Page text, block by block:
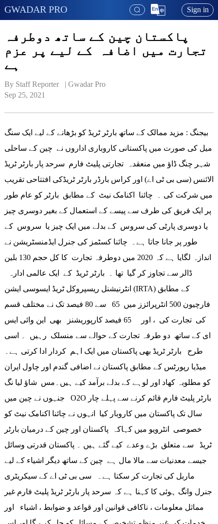
GWADAR PRO Sign in
پاکستان چین کے ساتھ دوطرفہ
تجارت میں اضافہ کے لیے پر عزم
ہے
By Staff Reporter   | Gwadar Pro
Sep 25, 2021
بیجنگ : مزید ممالک کے ساتھ بارٹر ٹریڈ کو بڑھانے کے لیے ایک سنگ
میل کی صورت میں پاکستانی کاروباری اداروں نے چین کے ساحلی
شہر چنگ ڈاؤ میں منعقدہ تجارتی پلیٹ فارم سرحد پار بارٹر ٹریڈ
الائنس (سی بی ٹی اے) اور کراس بارڈر بارٹر ٹریڈکی افتتاحی تقریب
میں شرکت کی ۔ چائنا اکنامک نیٹ کے مطابق بارٹر کو عام طور
پر ایک فریق کی طرف سے پیسے کے استعمال کے بغیر دوسری چیز
یا دوسری پارٹی کی سروس کے بدلے میں ایک چیز یا سروس کے
طور پر جانا جاتا ہے۔ چائنا کسٹمز کی جنرل ایڈمنسٹریشن نے
اندازہ لگایا ہے کہ 2020 میں دوطرفہ تجارت کا کل حجم 130 بلین
ڈالر سے تجاوز کر گیا تھا ۔ بارٹر ٹریڈ کے ایک عالمی ادارہ
انٹرنیشنل ریسپروکل ٹریڈ ایسوسی ایشن (IRTA) کے مطابق
فارچیون 500 انٹرپرائزز میں 65 سے 80 فیصد تک نے مختلف قسم
کی تجارت کی ، اور 65 فیصد کارپوریشنز بھی این وائی ایس
ای کے ساتھ دو طرفہ تجارت کے حوالے سے منسلک رہیں ۔ اسی
طرح بارٹر ٹریڈ بھی پاکستان میں ایک اہم کردار ادا کرتی ہے۔
میڈیا رپورٹس کے مطابق پاکستان نے اضافی گندم اور چاول ایران
کو مطلوبہ کھاد اور لوہے کے بدلے برآمد کیے ہیں۔مس شاؤ لیا نگ
جنہوں نے چین میں O2O بارٹر پلیٹ فارم قائم کرنے سے پہلے چار
سال تک پاکستان میں کاروبار کیا انہوں نے چائنا اکنامک نیٹ کو
خصوصی انٹرویو میں کہاکہ پاکستان اور چین کے درمیان بارٹر
ٹریڈ سے متعلق بڑے وعدے کیے گئے ہیں ۔ پاکستان قدرتی وسائل
جیسے معدنیات سے مالا مال ہے چین کے ساتھ دیگر اشیاء کے لیے
ماربل کی تجارت کر سکتا ہے۔ سی بی ٹی اے کے سیکریٹری
جنرل وانگ ہوئی کا کہنا ہے کہ سرحد پار بارٹر ٹریڈ پلیٹ فارم غیر
مماثل معلومات ، ناکافی قوانین اور قواعد و ضوابط ، اشیاء اور